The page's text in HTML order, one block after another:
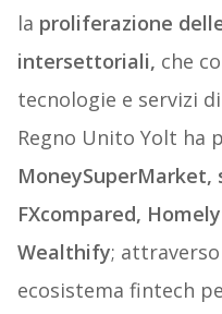
la proliferazione
intersettoriali, che
tecnologie e servizi
Regno Unito Yolt ha
MoneySuperMarket,
FXcompared,
Wealthify;
ecosistema fintech